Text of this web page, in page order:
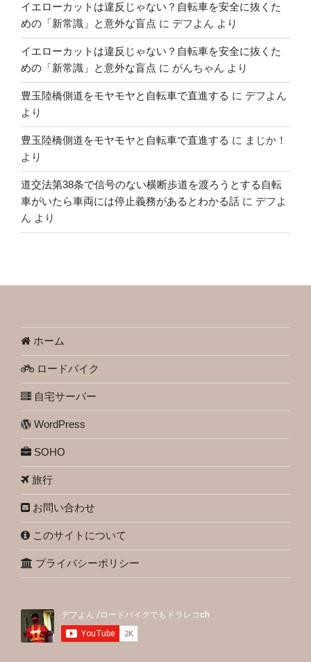
イエローカットは違反じゃない？自転車を安全に抜くた
めの「新常識」と意外な盲点 に デフよん より
イエローカットは違反じゃない？自転車を安全に抜くた
めの「新常識」と意外な盲点 に がんちゃん より
豊玉陸橋側道をモヤモヤと自転車で直進する に デフよん
より
豊玉陸橋側道をモヤモヤと自転車で直進する に まじか！
より
道交法第38条で信号のない横断歩道を渡ろうとする自転
車がいたら車両には停止義務があるとわかる話 に デフよ
ん より
ホーム
ロードバイク
自宅サーバー
WordPress
SOHO
旅行
お問い合わせ
このサイトについて
プライバシーポリシー